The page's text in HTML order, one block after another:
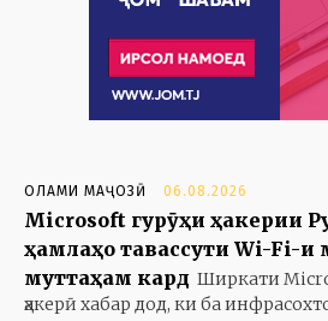
ОЛАМИ МАҶОЗӢ 06.08.2026
Microsoft гурӯҳи ҳакерии
ҳамлаҳо тавассути Wi-Fi-
муттаҳам кард Ширкати
ҳакерӣ хабар дод, ки ба